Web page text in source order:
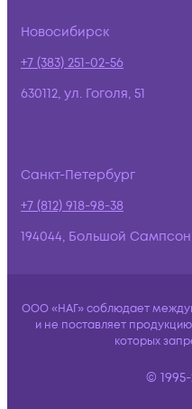
Новосибирск
+7 (383) 251-02-56
630112, ул. Гоголя, 51
Санкт-Петербург
+7 (812) 918-98-38
194044, Большой
ООО «НАГ» соблюдает
и не поставляет
которых
©